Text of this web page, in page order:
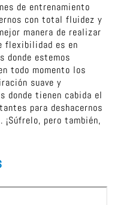
de entrenamiento
con total fluidez y
manera de realizar
flexibilidad es en
donde estemos
todo momento los
suave y
donde tienen cabida el
para deshacernos
pero también,